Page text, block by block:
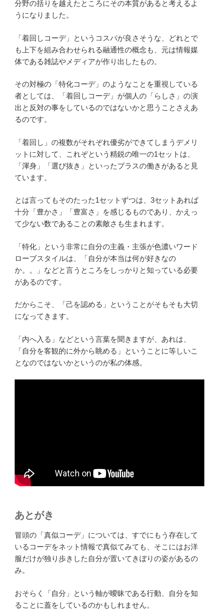
分野の括りを越えたところにその本質があると考えるよ
うになりました。
「着回しコーデ」というコスパが良さそうな、どれとで
も上下を組み合わせられる融通性の概念も、元は情報媒
体である雑誌やメディアが作り出したもの。
その対極の「特化コーデ」のようなことを重視している
者としては、「着回しコーデ」が個人の「らしさ」の演
出と反対の事をしているのではないかと思うことさえあ
るのです。
「着回し」の複数がそれぞれ優劣ができてしまうデメリ
ットに対して、これぞという精鋭の唯一の1セットは、
「渾身」「選び抜き」といったプラスの働きがあると見
ています。
とは言ってもそのたった1セットずつは、3セットあれば
十分「豊かさ」「豊富さ」を感じるものであり、かえっ
て少ない数であることの素敵さも生まれます。
「特化」という非常に自分の主義・主張が色濃いワード
ローブスタイルは、「自分が本当は何が好きなの
か。。」などと言うところをしっかりと知っている必要
があるのです。
だからこそ、「己を認める」ということがそもそも大切
になってきます。
「内へ入る」などという言葉を聞きますが、あれは、
「自分を客観的に外から眺める」ということに等しいこ
となのではないかというのが私の体感。
あとがき
冒頭の「真似コーデ」については、すでにもう存在して
いるコーデをネット情報で真似てみても、そこにはお洋
服だけが独り歩きした自分が置いてきぼりの姿があるの
み。
おそらく「自分」という軸が曖昧である行動、自分を知
ることに蓋をしているのかもしれません。